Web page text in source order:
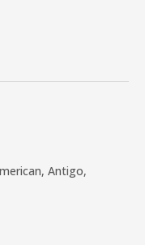
Antigo,